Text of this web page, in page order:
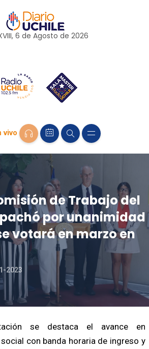
6 de Agosto de 2026
vivo
de Trabajo del
por unanimidad
votará en marzo en
2023
se destaca el avance en
con banda horaria de ingreso y